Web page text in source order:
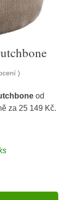
)
od
za 25 149 Kč.